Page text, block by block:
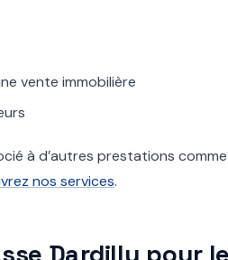
vente immobilière
à d’autres prestations
nos services.